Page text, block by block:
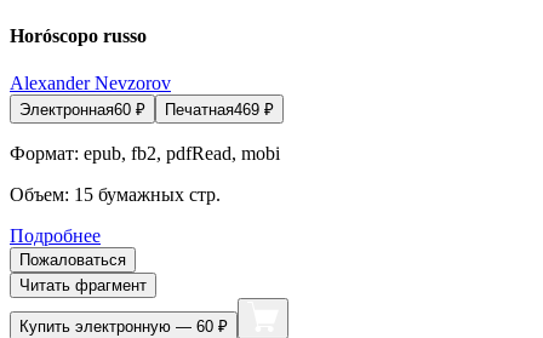
Horóscopo russo
Alexander Nevzorov
Электронная60 ₽ Печатная469 ₽
Формат: epub, fb2, pdfRead, mobi
Объем: 15 бумажных стр.
Подробнее
Пожаловаться
Читать фрагмент
Купить электронную — 60 ₽